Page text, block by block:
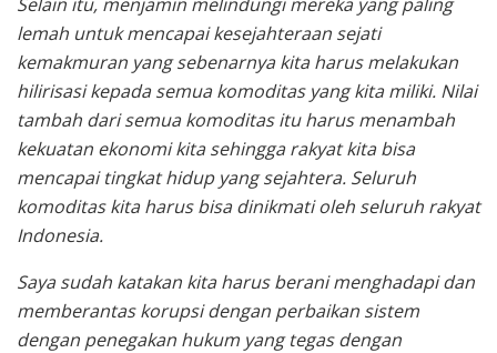
lemah untuk mencapai kesejahteraan sejati
kemakmuran yang sebenarnya kita harus melakukan
hilirisasi kepada semua komoditas yang kita miliki. Nilai
tambah dari semua komoditas itu harus menambah
kekuatan ekonomi kita sehingga rakyat kita bisa
mencapai tingkat hidup yang sejahtera. Seluruh
komoditas kita harus bisa dinikmati oleh seluruh rakyat
Indonesia.
Saya sudah katakan kita harus berani menghadapi dan
memberantas korupsi dengan perbaikan sistem
dengan penegakan hukum yang tegas dengan